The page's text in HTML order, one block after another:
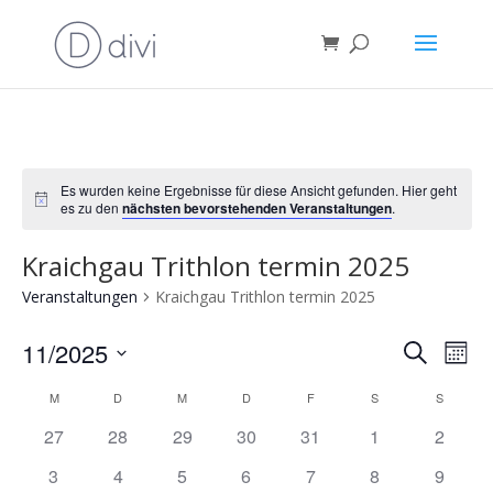
Notice
Es wurden keine Ergebnisse für diese Ansicht gefunden. Hier geht
es zu dennächsten bevorstehenden Veranstaltungen.
Kraichgau Trithlon termin 2025
Veranstaltungen Kraichgau Trithlon termin 2025
und
Suche
11/2025
wählen.
Kalender
von
M D M D F S S
has
27
has
28
has
29
has
30
has
31
has
1
has
2
has
3
has
4
has
5
has
6
has
7
has
8
has
9